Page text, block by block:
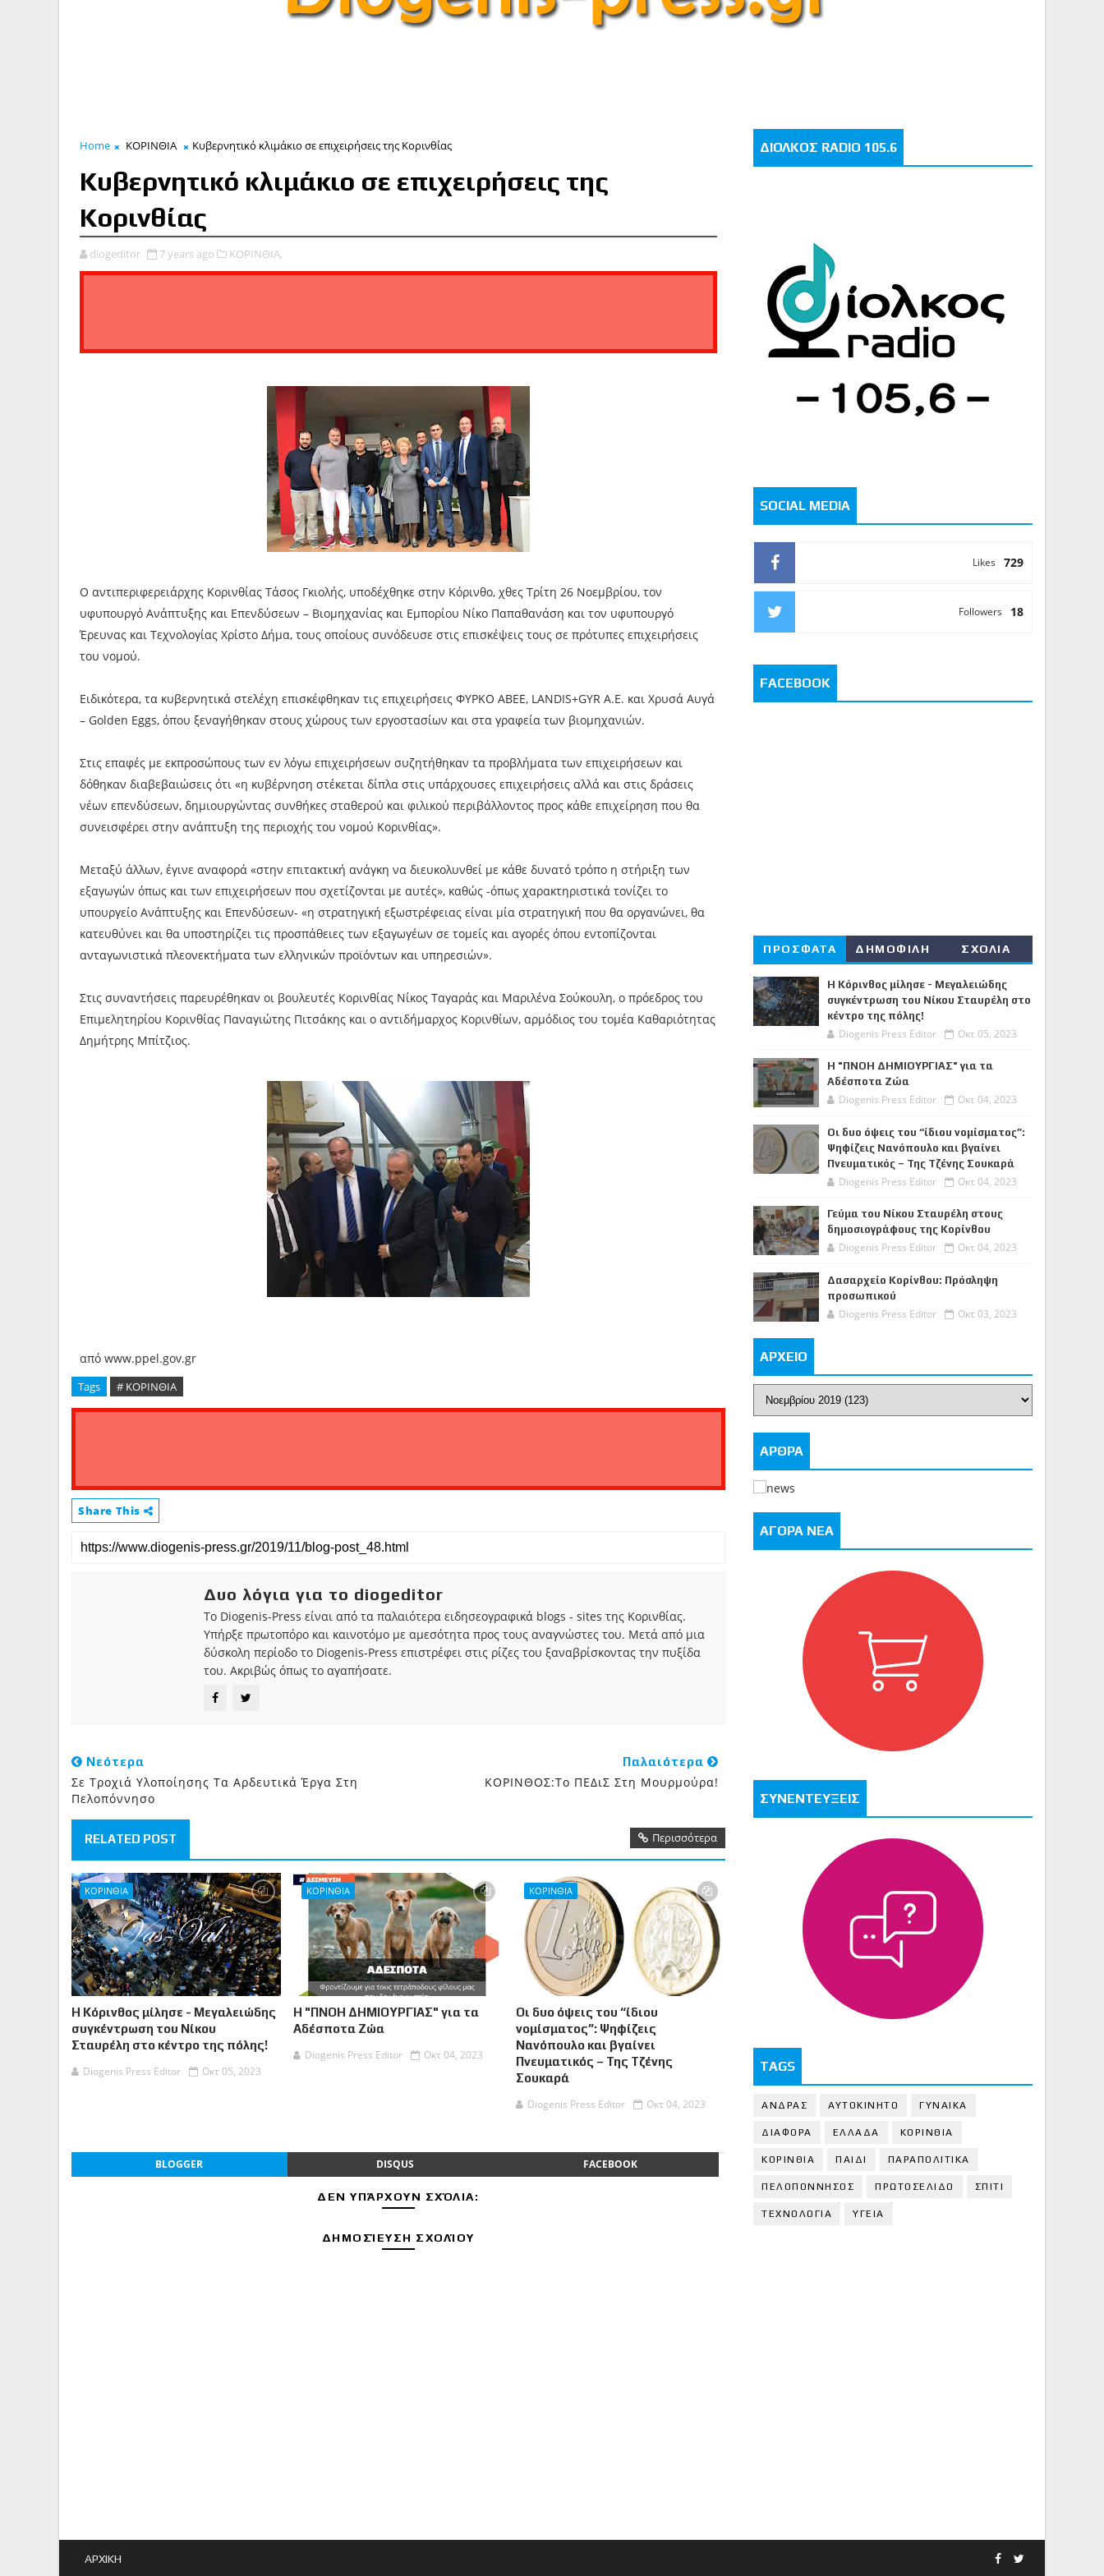
Home ΚΟΡΙΝΘΙΑ Κυβερνητικό κλιμάκιο σε επιχειρήσεις της Κορινθίας
Κυβερνητικό κλιμάκιο σε επιχειρήσεις της
Κορινθίας
diogeditor 7 years ago ΚΟΡΙΝΘΙΑ,
Ο αντιπεριφερειάρχης Κορινθίας Τάσος Γκιολής, υποδέχθηκε στην Κόρινθο, χθες Τρίτη 26 Νοεμβρίου, τον
υφυπουργό Ανάπτυξης και Επενδύσεων – Βιομηχανίας και Εμπορίου Νίκο Παπαθανάση και τον υφυπουργό
Έρευνας και Τεχνολογίας Χρίστο Δήμα, τους οποίους συνόδευσε στις επισκέψεις τους σε πρότυπες επιχειρήσεις
του νομού.
Ειδικότερα, τα κυβερνητικά στελέχη επισκέφθηκαν τις επιχειρήσεις ΦΥΡΚΟ ΑΒΕΕ, LANDIS+GYR Α.Ε. και Χρυσά Αυγά
– Golden Eggs, όπου ξεναγήθηκαν στους χώρους των εργοστασίων και στα γραφεία των βιομηχανιών.
Στις επαφές με εκπροσώπους των εν λόγω επιχειρήσεων συζητήθηκαν τα προβλήματα των επιχειρήσεων και
δόθηκαν διαβεβαιώσεις ότι «η κυβέρνηση στέκεται δίπλα στις υπάρχουσες επιχειρήσεις αλλά και στις δράσεις
νέων επενδύσεων, δημιουργώντας συνθήκες σταθερού και φιλικού περιβάλλοντος προς κάθε επιχείρηση που θα
συνεισφέρει στην ανάπτυξη της περιοχής του νομού Κορινθίας».
Μεταξύ άλλων, έγινε αναφορά «στην επιτακτική ανάγκη να διευκολυνθεί με κάθε δυνατό τρόπο η στήριξη των
εξαγωγών όπως και των επιχειρήσεων που σχετίζονται με αυτές», καθώς -όπως χαρακτηριστικά τονίζει το
υπουργείο Ανάπτυξης και Επενδύσεων- «η στρατηγική εξωστρέφειας είναι μία στρατηγική που θα οργανώνει, θα
κατευθύνει και θα υποστηρίζει τις προσπάθειες των εξαγωγέων σε τομείς και αγορές όπου εντοπίζονται
ανταγωνιστικά πλεονεκτήματα των ελληνικών προϊόντων και υπηρεσιών».
Στις συναντήσεις παρευρέθηκαν οι βουλευτές Κορινθίας Νίκος Ταγαράς και Μαριλένα Σούκουλη, ο πρόεδρος του
Επιμελητηρίου Κορινθίας Παναγιώτης Πιτσάκης και ο αντιδήμαρχος Κορινθίων, αρμόδιος του τομέα Καθαριότητας
Δημήτρης Μπίτζιος.
από www.ppel.gov.gr
Tags # ΚΟΡΙΝΘΙΑ
Share This
Δυο λόγια για το diogeditor
Το Diogenis-Press είναι από τα παλαιότερα ειδησεογραφικά blogs - sites της Κορινθίας.
Υπήρξε πρωτοπόρο και καινοτόμο με αμεσότητα προς τους αναγνώστες του. Μετά από μια
δύσκολη περίοδο το Diogenis-Press επιστρέφει στις ρίζες του ξαναβρίσκοντας την πυξίδα
του. Ακριβώς όπως το αγαπήσατε.
Νεότερα
Σε Τροχιά Υλοποίησης Τα Αρδευτικά Έργα Στη
Πελοπόννησο
Παλαιότερα
ΚΟΡΙΝΘΟΣ:Το ΠΕΔιΣ Στη Μουρμούρα!
RELATED POST Περισσότερα
ΚΟΡΙΝΘΙΑ
Η Κόρινθος μίλησε - Μεγαλειώδης
συγκέντρωση του Νίκου
Σταυρέλη στο κέντρο της πόλης!
Diogenis Press Editor
Οκτ 05, 2023
ΚΟΡΙΝΘΙΑ
Η "ΠΝΟΗ ΔΗΜΙΟΥΡΓΙΑΣ" για τα
Αδέσποτα Ζώα
Diogenis Press Editor
Οκτ 04, 2023
ΚΟΡΙΝΘΙΑ
Οι δυο όψεις του “ίδιου
νομίσματος”: Ψηφίζεις
Νανόπουλο και βγαίνει
Πνευματικός – Της Τζένης
Σουκαρά
Diogenis Press Editor
Οκτ 04, 2023
BLOGGER DISQUS FACEBOOK
ΔΕΝ ΥΠΆΡΧΟΥΝ ΣΧΌΛΙΑ:
ΔΗΜΟΣΊΕΥΣΗ ΣΧΟΛΊΟΥ
ΔΙΟΛΚΟΣ RADIO 105.6
SOCIAL MEDIA
729
Likes
18
Followers
FACEBOOK
ΠΡΟΣΦΑΤΑ ΔΗΜΟΦΙΛΗ ΣΧΟΛΙΑ
Η Κόρινθος μίλησε - Μεγαλειώδης
συγκέντρωση του Νίκου Σταυρέλη στο
κέντρο της πόλης!
Diogenis Press Editor Οκτ 05, 2023
Η "ΠΝΟΗ ΔΗΜΙΟΥΡΓΙΑΣ" για τα
Αδέσποτα Ζώα
Diogenis Press Editor Οκτ 04, 2023
Οι δυο όψεις του “ίδιου νομίσματος”:
Ψηφίζεις Νανόπουλο και βγαίνει
Πνευματικός – Της Τζένης Σουκαρά
Diogenis Press Editor Οκτ 04, 2023
Γεύμα του Νίκου Σταυρέλη στους
δημοσιογράφους της Κορίνθου
Diogenis Press Editor Οκτ 04, 2023
Δασαρχείο Κορίνθου: Πρόσληψη
προσωπικού
Diogenis Press Editor Οκτ 03, 2023
ΑΡΧΕΙΟ
ΑΡΘΡΑ
ΑΓΟΡΑ ΝΕΑ
ΣΥΝΕΝΤΕΥΞΕΙΣ
TAGS
ΑΝΔΡΑΣ ΑΥΤΟΚΙΝΗΤΟ ΓΥΝΑΙΚΑ
ΔΙΑΦΟΡΑ ΕΛΛΑΔΑ ΚΟΡΙΝΘΙΑ
ΚΟΡΙΝΘΙA ΠΑΙΔΙ ΠΑΡΑΠΟΛΙΤΙΚΑ
ΠΕΛΟΠΟΝΝΗΣΟΣ ΠΡΩΤΟΣΕΛΙΔΟ ΣΠΙΤΙ
ΤΕΧΝΟΛΟΓΙΑ ΥΓΕΙΑ
ΑΡΧΙΚΗ